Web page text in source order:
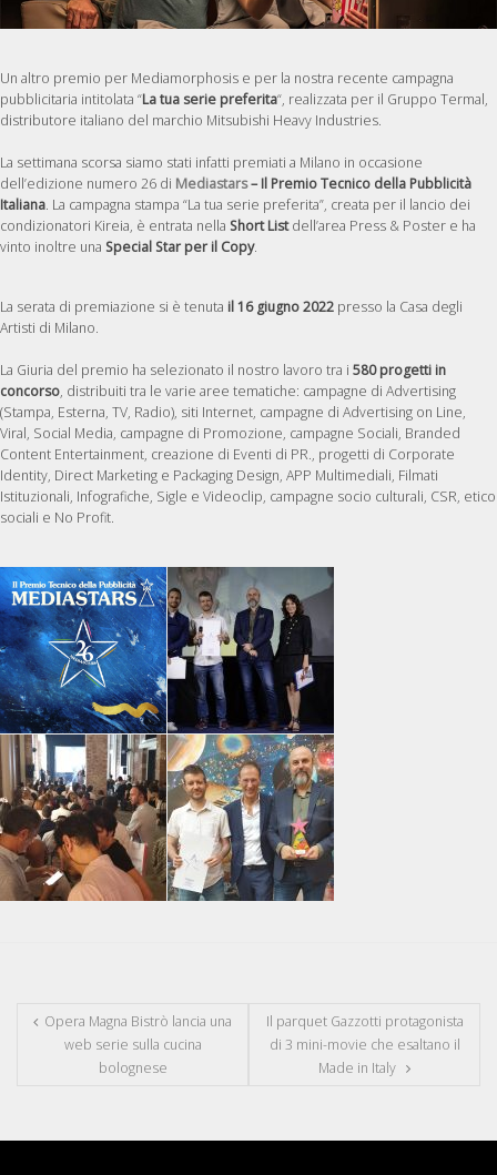
Un altro premio per Mediamorphosis e per la nostra recente campagna
pubblicitaria intitolata “La tua serie preferita“, realizzata per il Gruppo Termal,
distributore italiano del marchio Mitsubishi Heavy Industries.
La settimana scorsa siamo stati infatti premiati a Milano in occasione
dell’edizione numero 26 di Mediastars– Il Premio Tecnico della Pubblicità
Italiana. La campagna stampa “La tua serie preferita”, creata per il lancio dei
condizionatori Kireia, è entrata nella Short Listdell’area Press & Poster e ha
vinto inoltre una Special Star per il Copy.
La serata di premiazione si è tenuta il 16 giugno 2022 presso la Casa degli
Artisti di Milano.
La Giuria del premio ha selezionato il nostro lavoro tra i 580 progetti in
concorso, distribuiti tra le varie aree tematiche: campagne di Advertising
(Stampa, Esterna, TV, Radio), siti Internet, campagne di Advertising on Line,
Viral, Social Media, campagne di Promozione, campagne Sociali, Branded
Content Entertainment, creazione di Eventi di PR., progetti di Corporate
Identity, Direct Marketing e Packaging Design, APP Multimediali, Filmati
Istituzionali, Infografiche, Sigle e Videoclip, campagne socio culturali, CSR, etico
sociali e No Profit.
Opera Magna Bistrò lancia una
web serie sulla cucina
bolognese
Il parquet Gazzotti protagonista
di 3 mini-movie che esaltano il
Made in Italy